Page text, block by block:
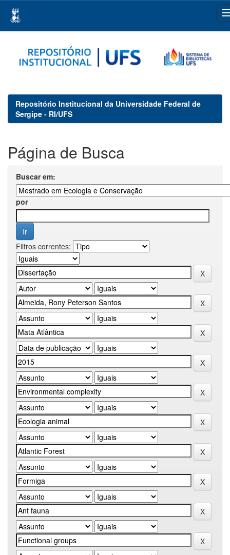
navigation
Repositório Institucional da Universidade Federal de
Sergipe - RI/UFS
Página de Busca
Buscar em:
por
Filtros correntes: